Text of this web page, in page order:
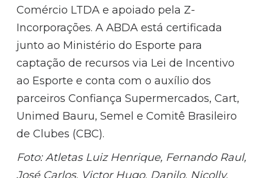
Comércio LTDA e apoiado pela Z-
Incorporações. A ABDA está certificada
junto ao Ministério do Esporte para
captação de recursos via Lei de Incentivo
ao Esporte e conta com o auxílio dos
parceiros Confiança Supermercados, Cart,
Unimed Bauru, Semel e Comitê Brasileiro
de Clubes (CBC).
Foto: Atletas Luiz Henrique, Fernando Raul,
José Carlos, Victor Hugo, Danilo, Nicolly,